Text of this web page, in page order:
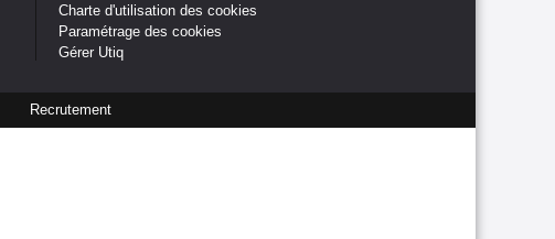
Charte d'utilisation des cookies
Paramétrage des cookies
Gérer Utiq
Recrutement